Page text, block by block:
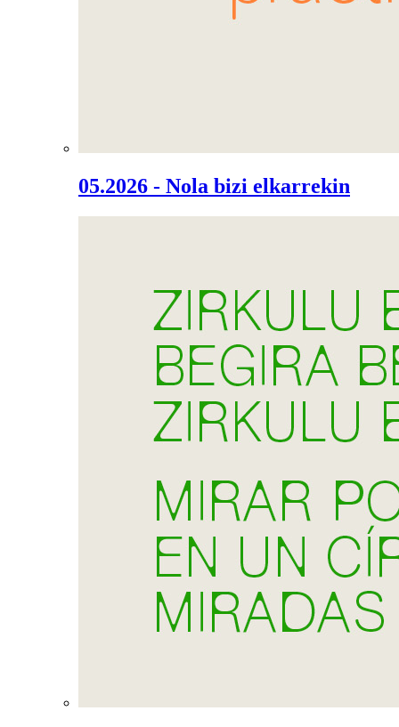
05.2026 - Nola bizi elkarrekin